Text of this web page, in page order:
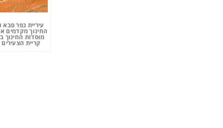
עיריית כפר
החינוך מקדמים
מוסדות החינוך
קריית